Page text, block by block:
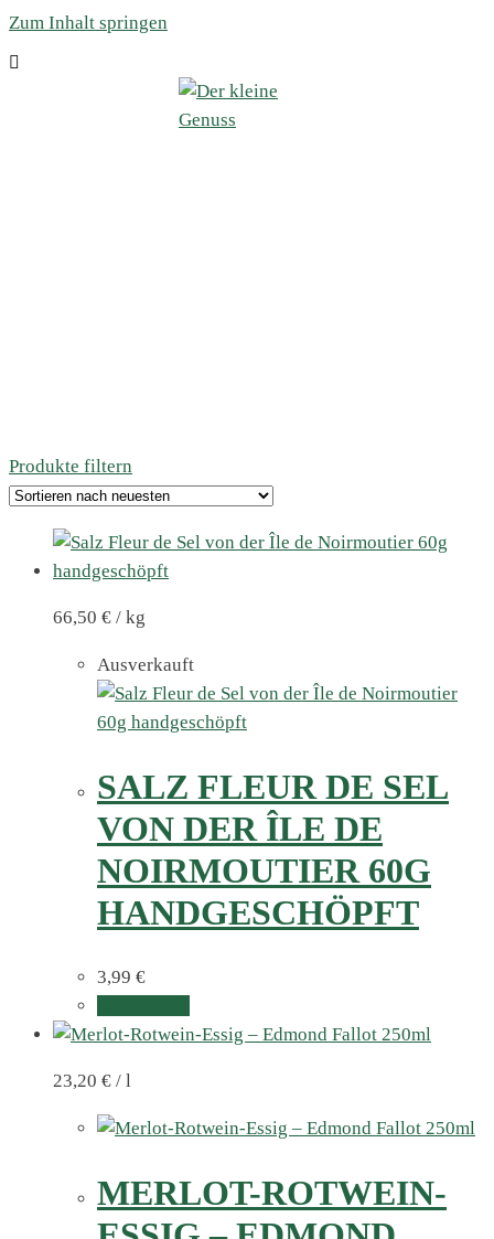
Zum Inhalt springen
Produkte filtern
66,50 € / kg
Ausverkauft
SALZ FLEUR DE SEL
VON DER ÎLE DE
NOIRMOUTIER 60G
HANDGESCHÖPFT
3,99 €
23,20 € / l
MERLOT-ROTWEIN-